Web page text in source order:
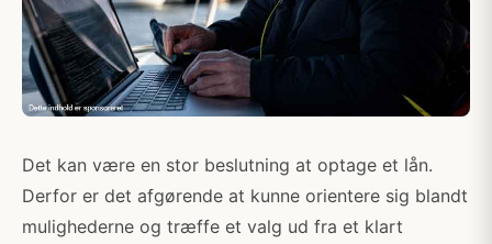
Det kan være en stor beslutning at optage et lån.
Derfor er det afgørende at kunne orientere sig blandt
mulighederne og træffe et valg ud fra et klart